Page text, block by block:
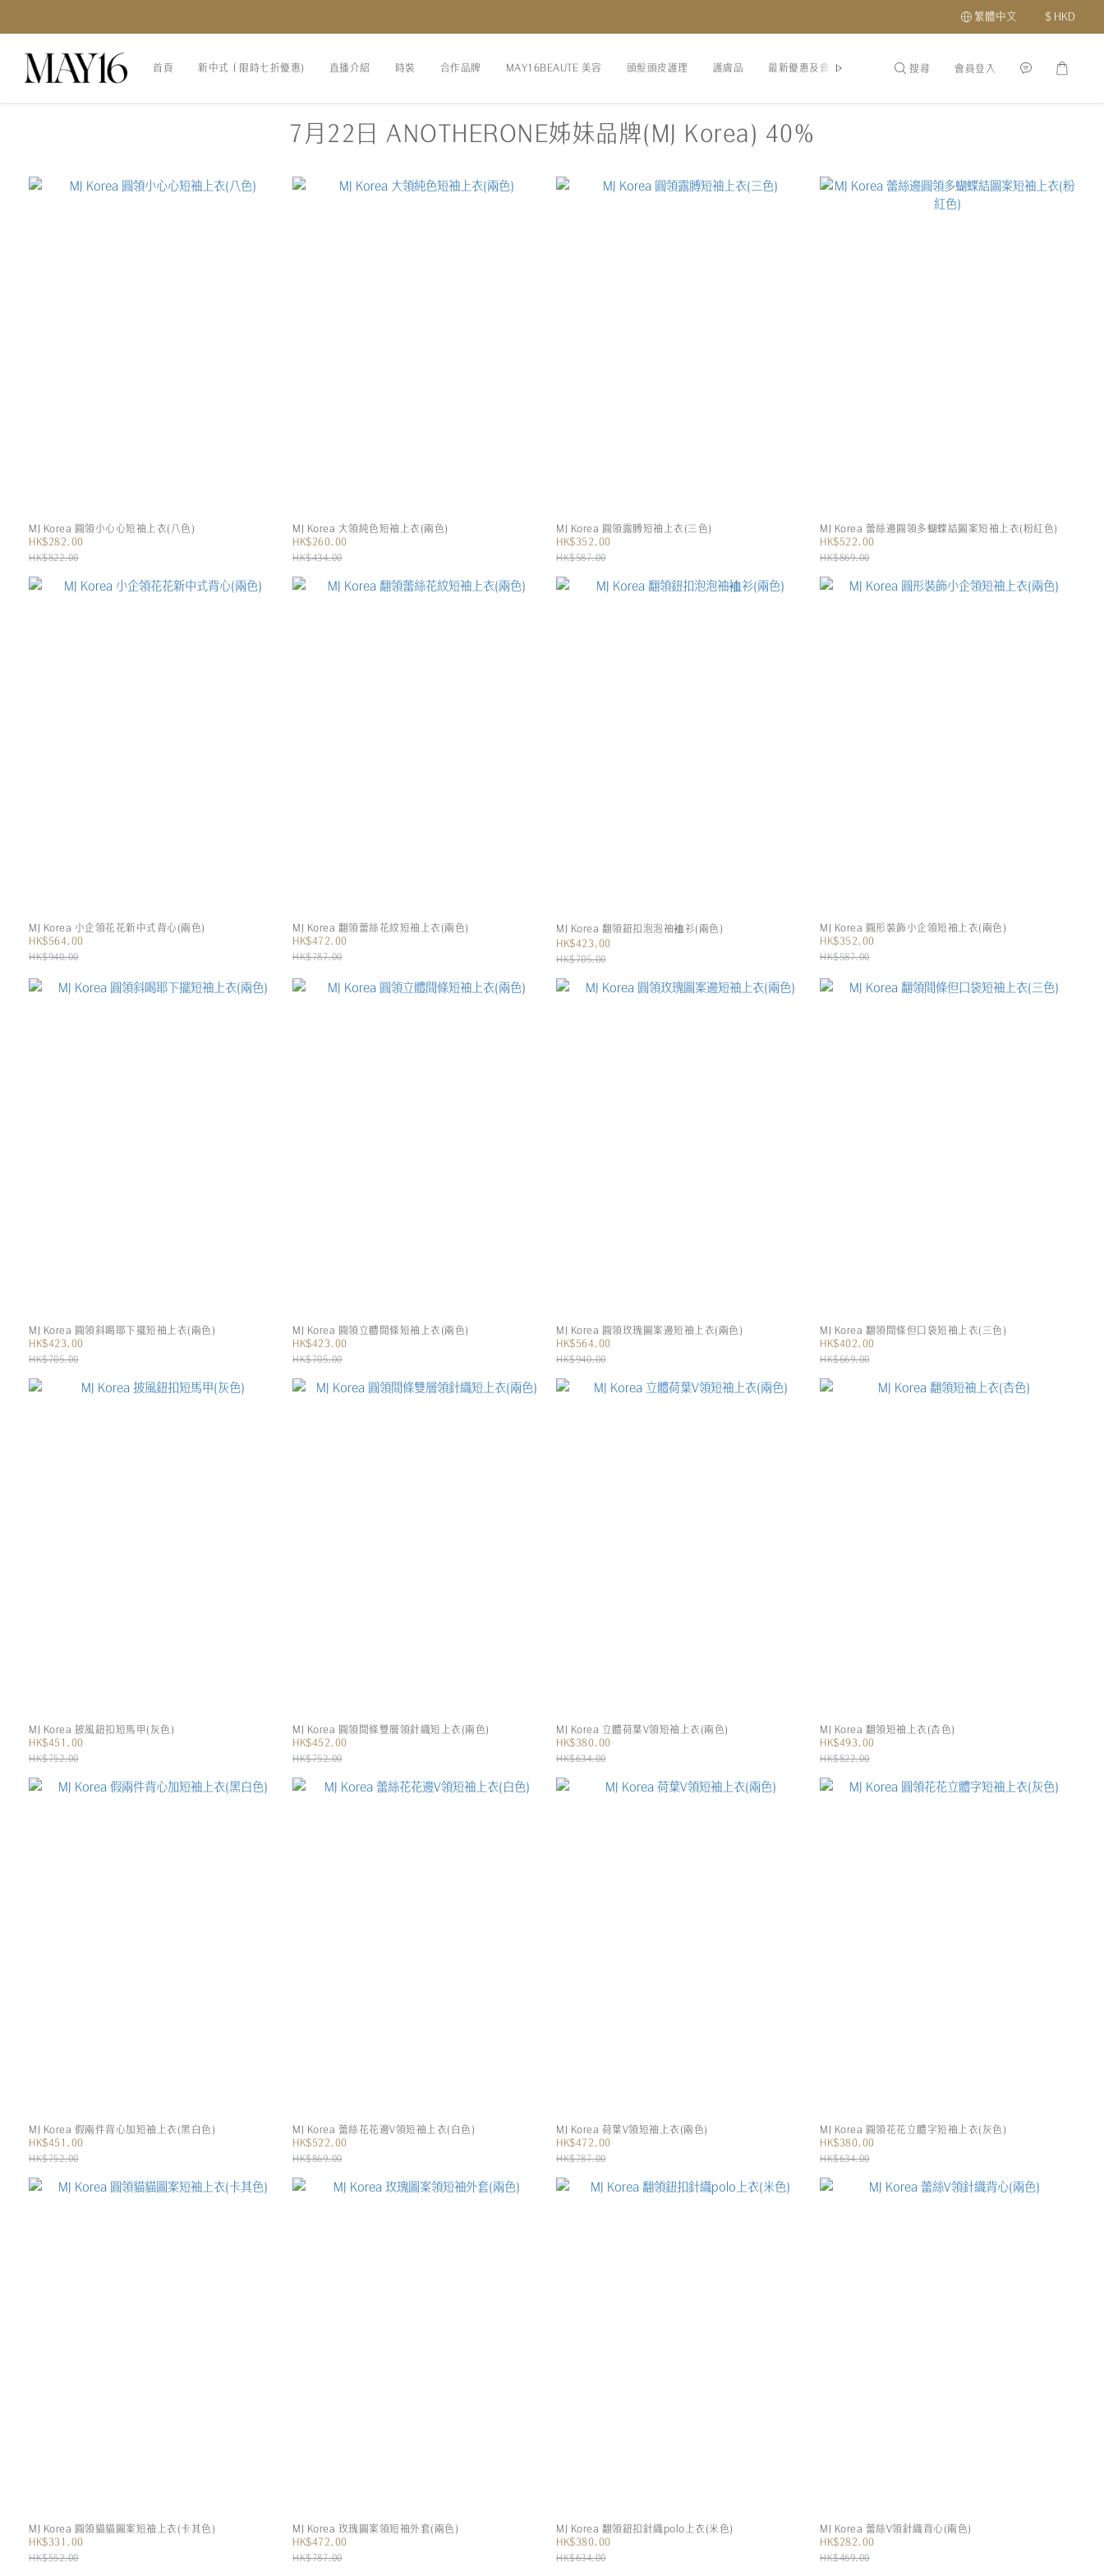
繁體中文 $ HKD
首頁 新中式（限時七折優惠) 直播介紹 時裝 合作品牌 MAY16BEAUTE 美容 頭髮頭皮護理 護膚品 最新優惠及會員福利 關於我們 分店地址
搜尋 會員登入
7月22日 ANOTHERONE姊妹品牌(MJ Korea) 40%
MJ Korea 圓領小心心短袖上衣(八色)
HK$282.00
HK$822.00
MJ Korea 大領純色短袖上衣(兩色)
HK$260.00
HK$434.00
MJ Korea 圓領露膊短袖上衣(三色)
HK$352.00
HK$587.00
MJ Korea 蕾絲邊圓領多蝴蝶結圖案短袖上衣(粉紅色)
HK$522.00
HK$869.00
MJ Korea 小企領花花新中式背心(兩色)
HK$564.00
HK$940.00
MJ Korea 翻領蕾絲花紋短袖上衣(兩色)
HK$472.00
HK$787.00
MJ Korea 翻領鈕扣泡泡袖裇衫(兩色)
HK$423.00
HK$705.00
MJ Korea 圓形裝飾小企領短袖上衣(兩色)
HK$352.00
HK$587.00
MJ Korea 圓領斜喝耶下擺短袖上衣(兩色)
HK$423.00
HK$705.00
MJ Korea 圓領立體間條短袖上衣(兩色)
HK$423.00
HK$705.00
MJ Korea 圓領玫瑰圖案邊短袖上衣(兩色)
HK$564.00
HK$940.00
MJ Korea 翻領間條但口袋短袖上衣(三色)
HK$402.00
HK$669.00
MJ Korea 披風鈕扣短馬甲(灰色)
HK$451.00
HK$752.00
MJ Korea 圓領間條雙層領針織短上衣(兩色)
HK$452.00
HK$752.00
MJ Korea 立體荷葉V領短袖上衣(兩色)
HK$380.00
HK$634.00
MJ Korea 翻領短袖上衣(杏色)
HK$493.00
HK$822.00
MJ Korea 假兩件背心加短袖上衣(黑白色)
HK$451.00
HK$752.00
MJ Korea 蕾絲花花邊V領短袖上衣(白色)
HK$522.00
HK$869.00
MJ Korea 荷葉V領短袖上衣(兩色)
HK$472.00
HK$787.00
MJ Korea 圓領花花立體字短袖上衣(灰色)
HK$380.00
HK$634.00
MJ Korea 圓領貓貓圖案短袖上衣(卡其色)
HK$331.00
HK$552.00
MJ Korea 玫瑰圖案領短袖外套(兩色)
HK$472.00
HK$787.00
MJ Korea 翻領鈕扣針織polo上衣(米色)
HK$380.00
HK$634.00
MJ Korea 蕾絲V領針織背心(兩色)
HK$282.00
HK$469.00